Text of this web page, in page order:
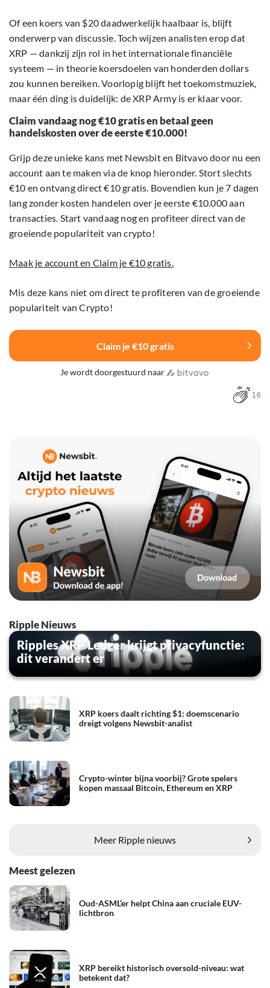
Of een koers van $20 daadwerkelijk haalbaar is, blijft
onderwerp van discussie. Toch wijzen analisten erop dat
XRP — dankzij zijn rol in het internationale financiële
systeem — in theorie koersdoelen van honderden dollars
zou kunnen bereiken. Voorlopig blijft het toekomstmuziek,
maar één ding is duidelijk: de XRP Army is er klaar voor.
Claim vandaag nog €10 gratis en betaal geen
handelskosten over de eerste €10.000!
Grijp deze unieke kans met Newsbit en Bitvavo door nu een
account aan te maken via de knop hieronder. Stort slechts
€10 en ontvang direct €10 gratis. Bovendien kun je 7 dagen
lang zonder kosten handelen over je eerste €10.000 aan
transacties. Start vandaag nog en profiteer direct van de
groeiende populariteit van crypto!
Maak je account en Claim je €10 gratis.
Mis deze kans niet om direct te profiteren van de groeiende
populariteit van Crypto!
Claim je €10 gratis
Je wordt doorgestuurd naar
16
Ripple Nieuws
Ripples XRP Ledger krijgt privacyfunctie:
dit verandert er
XRP koers daalt richting $1: doemscenario
dreigt volgens Newsbit-analist
Crypto-winter bijna voorbij? Grote spelers
kopen massaal Bitcoin, Ethereum en XRP
Meer Ripple nieuws
Meest gelezen
Oud-ASML’er helpt China aan cruciale EUV-
lichtbron
XRP bereikt historisch oversold-niveau: wat
betekent dat?